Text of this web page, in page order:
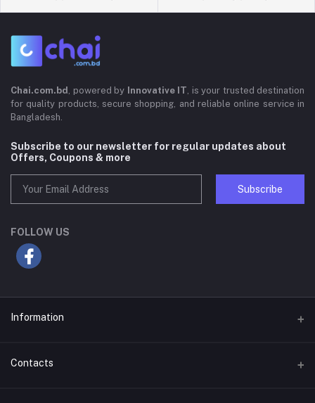
Chai.com.bd , powered by Innovative IT, is your trusted destination
for quality products, secure shopping, and reliable online service in
Bangladesh.
Subscribe to our newsletter for regular updates about
Offers, Coupons & more
Subscribe
FOLLOW US
Information
About Us
Contacts